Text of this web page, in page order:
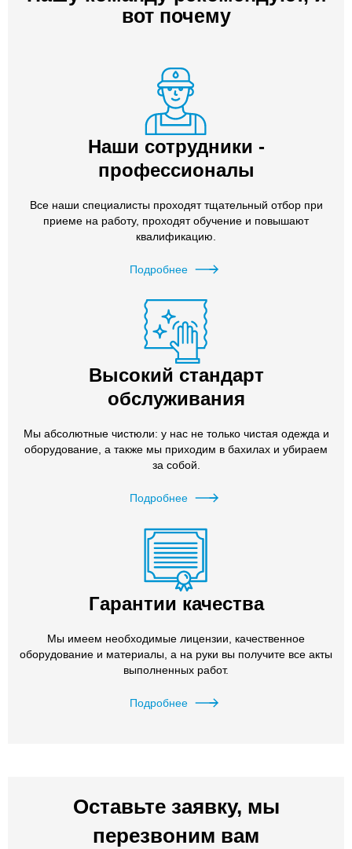
вот почему
Наши сотрудники -
профессионалы
Все наши специалисты проходят тщательный отбор при
приеме на работу, проходят обучение и повышают
квалификацию.
Подробнее
Высокий стандарт
обслуживания
Мы абсолютные чистюли: у нас не только чистая одежда и
оборудование, а также мы приходим в бахилах и убираем
за собой.
Подробнее
Гарантии качества
Мы имеем необходимые лицензии, качественное
оборудование и материалы, а на руки вы получите все акты
выполненных работ.
Подробнее
Оставьте заявку, мы
перезвоним вам